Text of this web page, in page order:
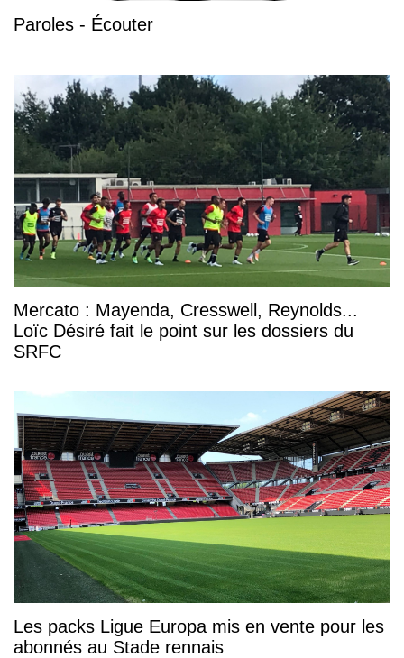
Paroles - Écouter
Mercato : Mayenda, Cresswell, Reynolds...
Loïc Désiré fait le point sur les dossiers du
SRFC
Les packs Ligue Europa mis en vente pour les
abonnés au Stade rennais